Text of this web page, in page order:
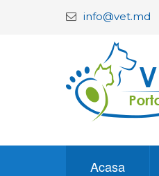
info@vet.md
Acasa